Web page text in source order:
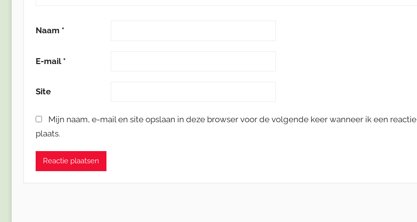
Naam *
E-mail *
Site
Mijn naam, e-mail en site opslaan in deze browser voor de volgende keer wanneer ik een reactie
plaats.